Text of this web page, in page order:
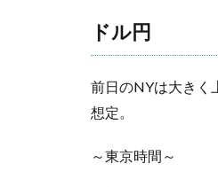
ドル円
前日のNYは大きく
想定。
～東京時間～